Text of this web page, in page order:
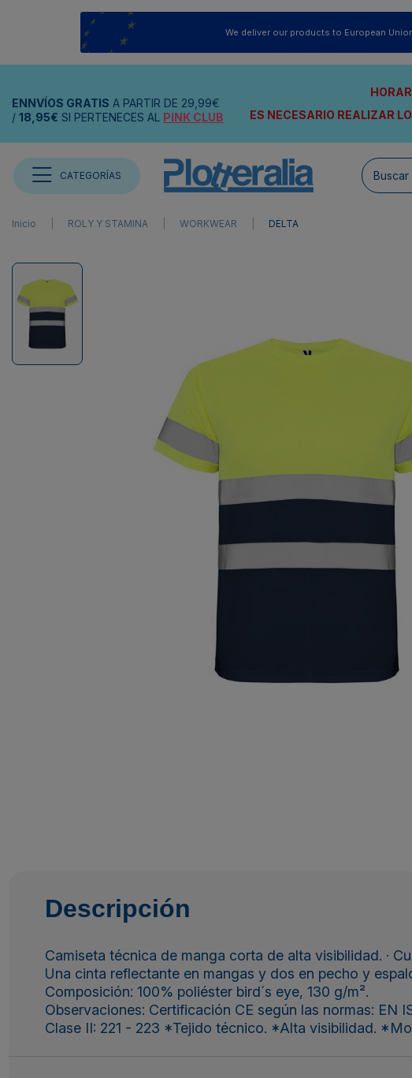
We deliver our products to European
ENNVÍOS GRATIS A PARTIR DE 29,99€
/ 18,95€ SI PERTENECES AL PINK CLUB
ES NECESARIO REALIZAR
CATEGORÍAS
Inicio ROLY Y STAMINA WORKWEAR DELTA
Descripción
Camiseta técnica de manga corta de alta visibilidad. ·
Una cinta reflectante en mangas y dos en pecho y
Composición: 100% poliéster bird´s eye, 130 g/m².
Observaciones: Certificación CE según las normas: EN
Clase II: 221 - 223 *Tejido técnico. *Alta visibilidad.